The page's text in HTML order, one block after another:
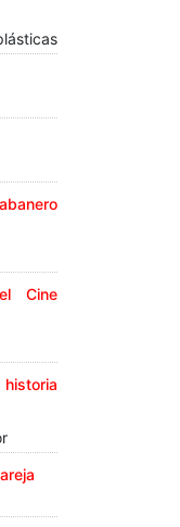
Cine